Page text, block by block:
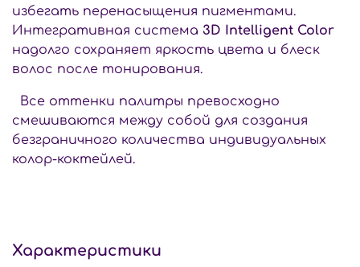
избегать перенасыщения пигментами.
Интегративная система 3D Intelligent Color
надолго сохраняет яркость цвета и блеск
волос после тонирования.
Все оттенки палитры превосходно
смешиваются между собой для создания
безграничного количества индивидуальных
колор-коктейлей.
Характеристики